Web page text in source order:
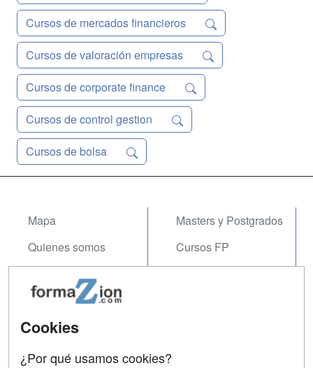
Cursos de mercados financieros
Cursos de valoración empresas
Cursos de corporate finance
Cursos de control gestion
Cursos de bolsa
Mapa
Quienes somos
Acceso Usuarios
Acceso Centros
Masters y Postgrados
Cursos FP
Cookies
¿Por qué usamos cookies?